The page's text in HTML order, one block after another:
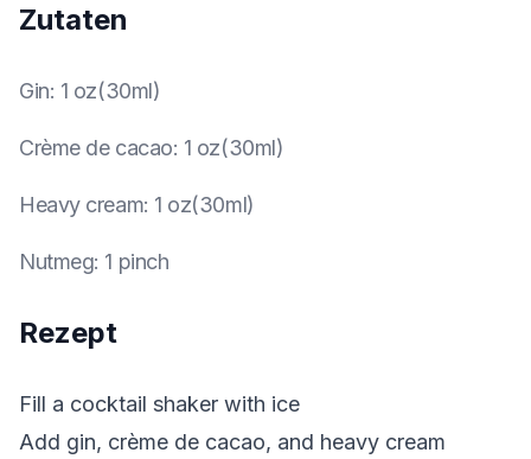
Zutaten
Gin: 1 oz(30ml)
Crème de cacao: 1 oz(30ml)
Heavy cream: 1 oz(30ml)
Nutmeg: 1 pinch
Rezept
Fill a cocktail shaker with ice
Add gin, crème de cacao, and heavy cream